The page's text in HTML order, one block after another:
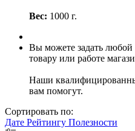
Вес: 1000 г.
Вы можете задать
товару или работе
Наши
вам помогут.
Сортировать по:
Дате Рейтингу Полезности